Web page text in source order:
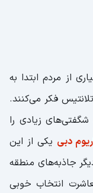
از مردم ابتدا به
فکر می‌کنند.
زیادی را
دبی یکی از این
جاذبه‌های منطقه
برای ۲-۳ ساعت معاشرت انتخاب خوبی